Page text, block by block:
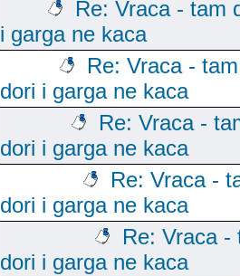
Re: Vraca - tam
i garga ne kaca
Re: Vraca - tam
dori i garga ne kaca
Re: Vraca -
dori i garga ne kaca
Re: Vraca -
dori i garga ne kaca
Re: Vraca -
dori i garga ne kaca